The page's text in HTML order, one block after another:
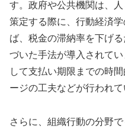
す。政府や公共機関は、
策定する際に、行動経済
ば、税金の滞納率を下げ
づいた手法が導入されて
して支払い期限までの時
ージの工夫などが行われて
さらに、組織行動の分野